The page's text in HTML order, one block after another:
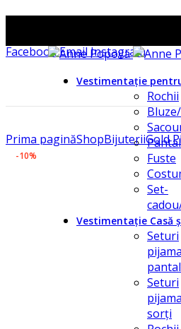
Facebook Email Instagram
Vestimentație
Rochii
Fuste
Set-
Vestimentație Casă
Seturi
pijama
Seturi
sorți
Prima paginăShopBijuteriiGold
-10%